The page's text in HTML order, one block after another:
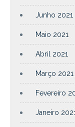
Junho 2021
Maio 2021
Abril 2021
Março 2021
Fevereiro
Janeiro 2021